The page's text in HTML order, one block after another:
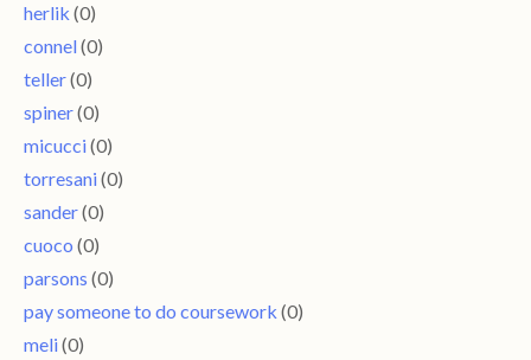
herlik (0)
connel(0)
teller(0)
spiner(0)
micucci(0)
torresani(0)
sander(0)
cuoco (0)
parsons (0)
pay someone to do coursework (0)
meli(0)